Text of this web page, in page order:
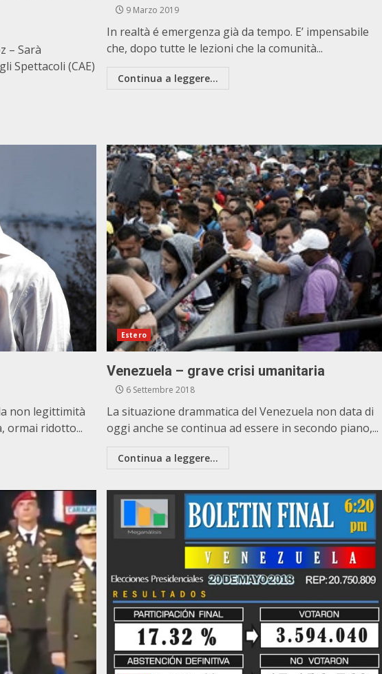
– Sarà
Spettacoli (CAE)
9 Marzo 2019
In realtà é emergenza già da tempo. E’ impensabile
che, dopo tutte le lezioni che la comunità...
Continua a leggere...
non legittimità
ormai ridotto...
Estero
Venezuela – grave crisi umanitaria
6 Settembre 2018
La situazione drammatica del Venezuela non data di
oggi anche se continua ad essere in secondo piano,...
Continua a leggere...